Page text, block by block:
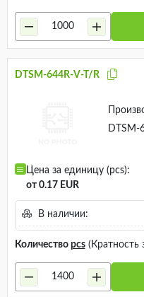
DTSM-644R-V-T/R
DTSM-
Цена за единицу (pcs):
от 0.17 EUR
В наличии:
Количество pcs(Кратность